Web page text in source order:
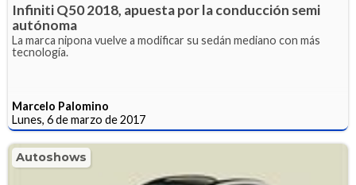
Infiniti Q50 2018, apuesta por la conducción semi
autónoma
La marca nipona vuelve a modificar su sedán mediano con más
tecnología.
Marcelo Palomino
Lunes, 6 de marzo de 2017
Autoshows